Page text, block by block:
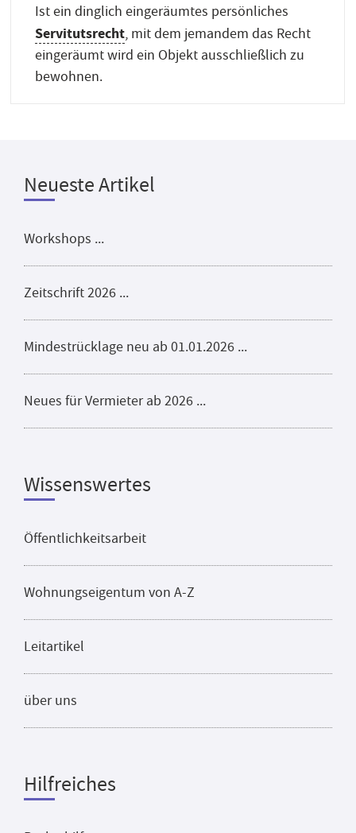
Ist ein dinglich eingeräumtes persönliches
Servitutsrecht, mit dem jemandem das Recht
eingeräumt wird ein Objekt ausschließlich zu
bewohnen.
Neueste Artikel
Workshops ...
Zeitschrift 2026 ...
Mindestrücklage neu ab 01.01.2026 ...
Neues für Vermieter ab 2026 ...
Wissenswertes
Öffentlichkeitsarbeit
Wohnungseigentum von A-Z
Leitartikel
über uns
Hilfreiches